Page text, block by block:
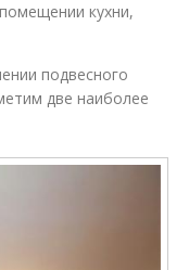
кухни,
подвесного
две наиболее